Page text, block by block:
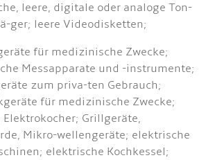
leere, digitale oder analoge Ton-
ger; leere Videodisketten;
für medizinische Zwecke;
Messapparate und -instrumente;
zum priva-ten Gebrauch;
für medizinische Zwecke;
Elektrokocher; Grillgeräte,
Mikro-wellengeräte; elektrische
elektrische Kochkessel;